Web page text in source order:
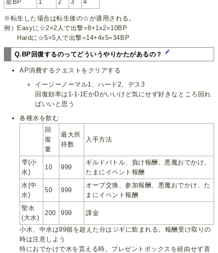
星BP
1 2 3 4
※転生した場合は転生後の☆が適用される。
例）Easyに☆2×2人で出撃=8+1x2=10BP
Hardに☆5×5人で出撃=14+4x5=34BP
Q.BP回復するのってどういうやりかたがあるの？
AP消費するクエストをクリアする
イージーノーマル1、ハード2、デス3
回復効率は1-1-1EかDがいいけど気にせず好きなところ回れ
ばいいと思う
各種水を飲む
回
復
量
最大所
持数
入手方法
雫(小
水)
10 999
ギルドバトル、負け報酬、悪魔おでかけ、
たまにイベント報酬
水(中
水)
50 999
オーブ交換、参加報酬、悪魔おでかけ、た
まにイベント報酬
聖水
(大水)
200 999 課金
小水、中水は99個を超えた分はジギに飲まれる。報酬受け取りの
時は注意しよう
特におでかけで水を貰える時。プレゼントボックスを経由せず直